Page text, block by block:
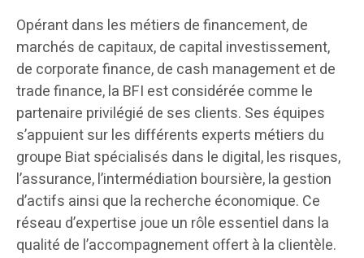
Opérant dans les métiers de financement, de
marchés de capitaux, de capital investissement,
de corporate finance, de cash management et de
trade finance, la BFI est considérée comme le
partenaire privilégié de ses clients. Ses équipes
s’appuient sur les différents experts métiers du
groupe Biat spécialisés dans le digital, les risques,
l’assurance, l’intermédiation boursière, la gestion
d’actifs ainsi que la recherche économique. Ce
réseau d’expertise joue un rôle essentiel dans la
qualité de l’accompagnement offert à la clientèle.